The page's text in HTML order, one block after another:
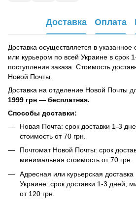
Доставка Оплата
Доставка осуществляется в
или курьером по всей Украине в срок
поступления заказа. Стоимость
Новой Почты.
Доставка на отделение Новой Почты
1999 грн — бесплатная.
Способы доставки:
Новая Почта: срок доставки 1-3
стоимость от 70 грн.
Почтомат Новой Почты: срок
минимальная стоимость от 70 грн.
Адресная или курьерская
Украине: срок доставки 1-3 дней,
от 120 грн.